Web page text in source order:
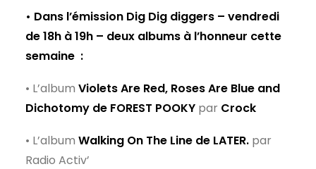
• Dans l’émission Dig Dig diggers – vendredi
de 18h à 19h – deux albums à l’honneur cette
semaine :
• L’album Violets Are Red, Roses Are Blue and
Dichotomy de FOREST POOKY par Crock
• L’album Walking On The Line de LATER. par
Radio Activ’